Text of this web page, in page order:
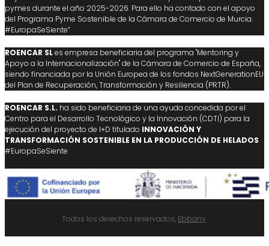
pymes durante el año 2025-2026. Para ello ha contado con el apoyo
del Programa Pyme Sostenible de la Cámara de Comercio de Murcia.
#EuropaSeSiente”
ROENCAR SLes empresa beneficiaria del programa "Mentoring y
Apoyo a la Internacionalización" de la Cámara de Comercio de España,
siendo financiada por la Unión Europea de los fondos NextGenerationEU
del Plan de Recuperación, Transformación y Resiliencia (PRTR).
ROENCAR S.L. ha sido beneficiaria de una ayuda concedida por el
Centro para el Desarrollo Tecnológico y la Innovación (CDTI) para la
ejecución del proyecto de I+D titulado INNOVACIÓN Y
TRANSFORMACIÓN SOSTENIBLE EN LA PRODUCCIÓN DE HELADOS
#EuropaSeSiente
Todos los derechos reservados, Ebbany.